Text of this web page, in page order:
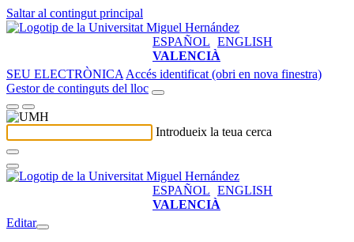
Saltar al contingut principal
ESPAÑOL ENGLISH
VALENCIÀ
SEU ELECTRÒNICA Accés identificat (obri en nova finestra)
Gestor de continguts del lloc
Introdueix la teua cerca
ESPAÑOL ENGLISH
VALENCIÀ
Editar